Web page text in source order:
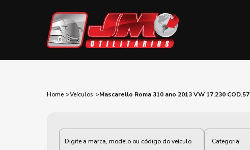
Home Veículos Mascarello Roma 310 ano 2013 VW 17.230 COD.57
Categoria